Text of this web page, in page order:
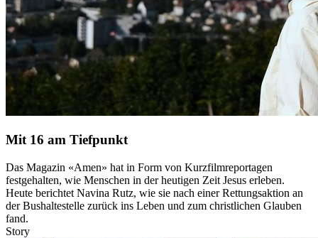
Mit 16 am Tiefpunkt
Das Magazin «Amen» hat in Form von Kurzfilmreportagen
festgehalten, wie Menschen in der heutigen Zeit Jesus erleben.
Heute berichtet Navina Rutz, wie sie nach einer Rettungsaktion an
der Bushaltestelle zurück ins Leben und zum christlichen Glauben
fand.
Story